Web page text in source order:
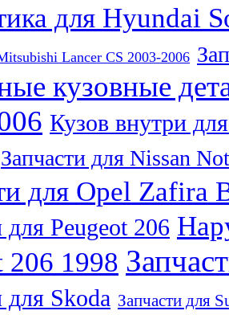
для Hyundai
Lancer CS 2003-2006
кузовные
Кузов внутри
Запчасти для Nissan
для Opel Zafira
для Peugeot 206
206 1998
для Skoda Запчасти для